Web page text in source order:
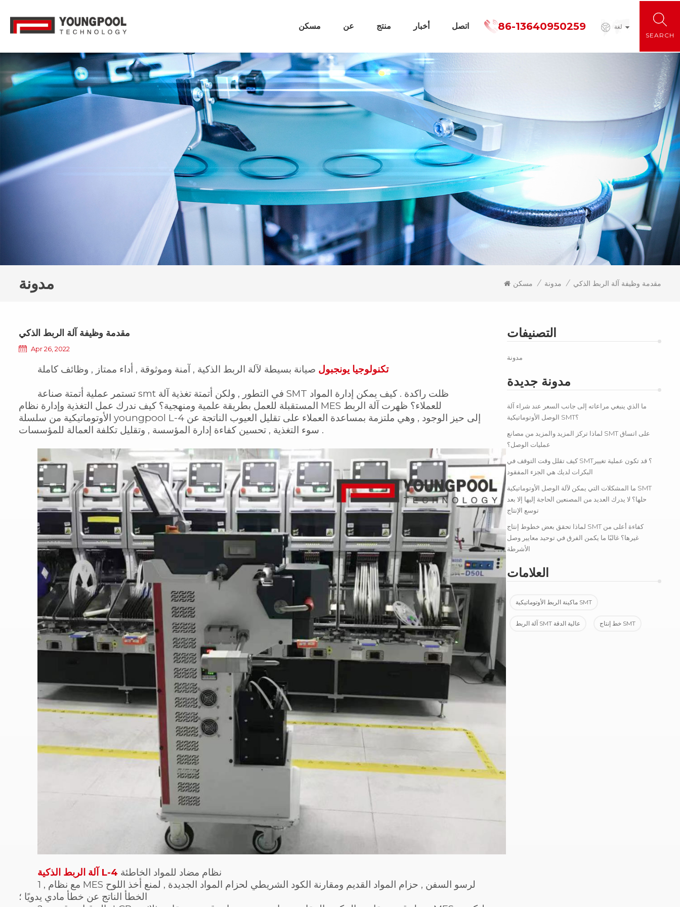
لغة 86-13640950259 مسكن عن منتج أخبار اتصل
مدونة مسكن / مدونة / مقدمة وظيفة آلة الربط الذكي
التصنيفات
مدونة
مدونة جديدة
ما الذي ينبغي مراعاته إلى جانب السعر عند شراء آلة
الوصل الأوتوماتيكية SMT؟
لماذا تركز المزيد والمزيد من مصانع SMT على اتساق
عمليات الوصل؟
كيف تقلل وقت التوقف في SMT؟ قد تكون عملية تغيير
البكرات لديك هي الجزء المفقود
ما المشكلات التي يمكن لآلة الوصل الأوتوماتيكية SMT
حلها؟ لا يدرك العديد من المصنعين الحاجة إليها إلا بعد
توسع الإنتاج
لماذا تحقق بعض خطوط إنتاج SMT كفاءة أعلى من
غيرها؟ غالبًا ما يكمن الفرق في توحيد معايير وصل
الأشرطة
العلامات
ماكينة الربط الأوتوماتيكية SMT
آلة الربط SMT عالية الدقة خط إنتاج SMT
مقدمة وظيفة آلة الربط الذكي
Apr 26, 2022
تكنولوجيا يونجبول صيانة بسيطة لآلة الربط الذكية , آمنة وموثوقة , أداء ممتاز , وظائف كاملة
تستمر عملية أتمتة صناعة smt في التطور , ولكن أتمتة تغذية آلة SMT ظلت راكدة . كيف يمكن إدارة المواد
المستقبلة للعمل بطريقة علمية ومنهجية؟ كيف ندرك عمل التغذية وإدارة نظام MES للعملاء؟ ظهرت آلة الربط
الأوتوماتيكية من سلسلة youngpool L-4 إلى حيز الوجود , وهي ملتزمة بمساعدة العملاء على تقليل العيوب الناتجة عن
سوء التغذية , تحسين كفاءة إدارة المؤسسة , وتقليل تكلفة العمالة للمؤسسات .
آلة الربط الذكية L-4 نظام مضاد للمواد الخاطئة
1 , مع نظام MES لرسو السفن , حزام المواد القديم ومقارنة الكود الشريطي لحزام المواد الجديدة , لمنع أخذ اللوح
الخطأ الناتج عن خطأ مادي يدويًا ؛